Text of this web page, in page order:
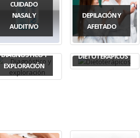
CUIDADO
NASAL Y
AUDITIVO
DEPILACIÓN Y
AFEITADO
DIAGNÓSTICO Y
EXPLORACIÓN
DIETOTERÁPICOS